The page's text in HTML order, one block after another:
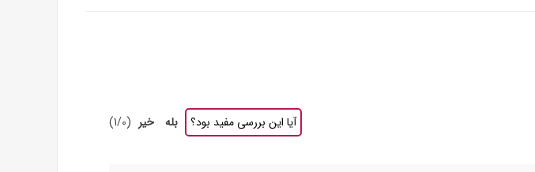
آیا این بررسی مفید بود؟ بله خیر (
1/0
)